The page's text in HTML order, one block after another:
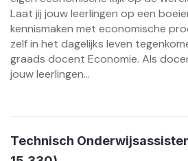
Laat jij jouw leerlingen op een
kennismaken met economische
zelf in het dagelijks leven
graads docent Economie. Als
jouw leerlingen...
Technisch